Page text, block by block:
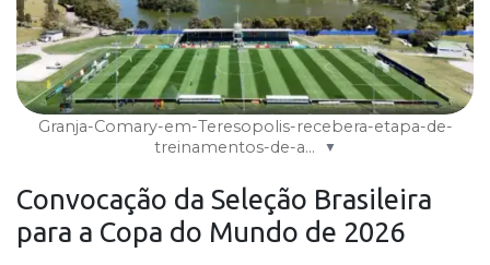
Granja-Comary-em-Teresopolis-recebera-etapa-de-
treinamentos-de-a...
▼
Convocação da Seleção Brasileira
para a Copa do Mundo de 2026